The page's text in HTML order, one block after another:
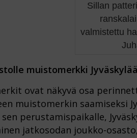
Sillan
valmistettu
muistomerkki
ovat näkyvä osa
muistomerkin saamiseksi
perustamispaikalle,
jatkosodan joukko-